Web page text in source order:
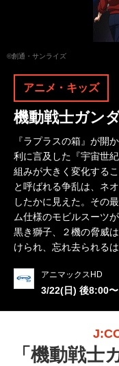
©創通・サンライズ
アニメ・キッズ
機動戦士ガン
『ラプラスの箱』が開
利に言及した『宇宙世
組みが大きく変化する
と呼ばれる争乱は、ネ
したかに見えた。その
ム仕様のモビルスーツ
黒き獅子、２機の脅威
けられ、忘れ去られる
アニマックスHD
3/22(日) 後8:00〜
「 機動戦士